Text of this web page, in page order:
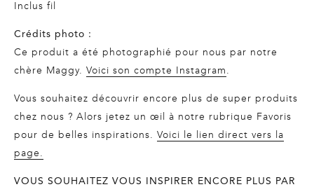
Inclus fil
Crédits photo :
Ce produit a été photographié pour nous par notre
chère Maggy. Voici son compte Instagram.
Vous souhaitez découvrir encore plus de super produits
chez nous ? Alors jetez un œil à notre rubrique Favoris
pour de belles inspirations. Voici le lien direct vers la
page.
VOUS SOUHAITEZ VOUS INSPIRER ENCORE PLUS PAR